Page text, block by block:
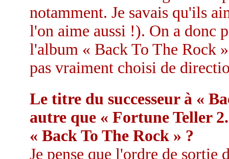
notamment. Je savais qu'ils
l'on aime aussi !). On a donc
l'album « Back To The Rock
pas vraiment choisi de
Le titre du successeur à «
autre que « Fortune Teller
« Back To The Rock » ?
Je pense que l'ordre de sortie